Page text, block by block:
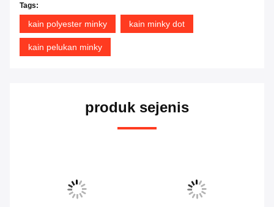
Tags:
kain polyester minky kain minky dot
kain pelukan minky
produk sejenis